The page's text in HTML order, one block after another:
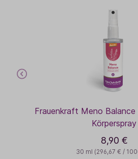
Frauenkraft Meno
Körperspray
30 ml (296,67 € /
8,90 €